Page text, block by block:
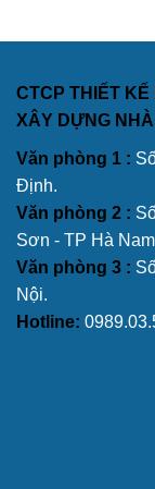
CTCP THIẾT KẾ
XÂY DỰNG NHÀ
Văn phòng 1 :
Định.
Văn phòng 2 :
Sơn - TP Hà
Văn phòng 3 :
Nội.
Hotline: